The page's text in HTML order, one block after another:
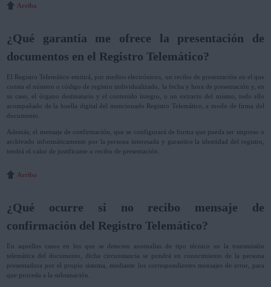
Arriba
¿Qué garantía me ofrece la presentación de
documentos en el Registro Telemático?
El Registro Telemático emitirá, por medios electrónicos, un recibo de presentación en el que
consta el número o código de registro individualizado, la fecha y hora de presentación y, en
su caso, el órgano destinatario y el contenido íntegro, o un extracto del mismo, todo ello
acompañado de la huella digital del mencionado Registro Telemático, a modo de firma del
documento.
Además, el mensaje de confirmación, que se configurará de forma que pueda ser impreso o
archivado informáticamente por la persona interesada y garantice la identidad del registro,
tendrá el valor de justificante o recibo de presentación.
Arriba
¿Qué ocurre si no recibo mensaje de
confirmación del Registro Telemático?
En aquellos casos en los que se detecten anomalías de tipo técnico en la transmisión
telemática del documento, dicha circunstancia se pondrá en conocimiento de la persona
presentadora por el propio sistema, mediante los correspondientes mensajes de error, para
que proceda a la subsanación.